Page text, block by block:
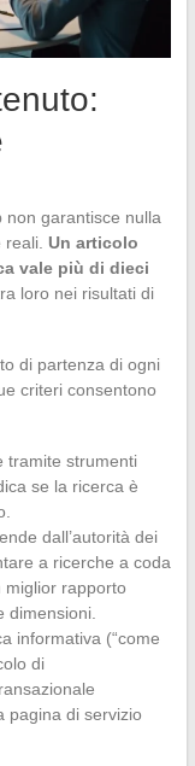
non garantisce nulla
Un articolo
vale più di dieci
loro nei risultati di
di partenza di ogni
criteri consentono
tramite strumenti
se la ricerca è
dall’autorità dei
a ricerche a coda
rapporto
dimensioni.
informativa (“come
di
pagina di servizio